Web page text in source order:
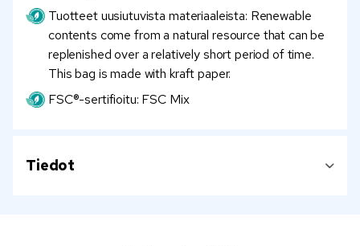
Tuotteet uusiutuvista materiaaleista: Renewable
contents come from a natural resource that can be
replenished over a relatively short period of time.
This bag is made with kraft paper.
FSC®-sertifioitu: FSC Mix
Tiedot